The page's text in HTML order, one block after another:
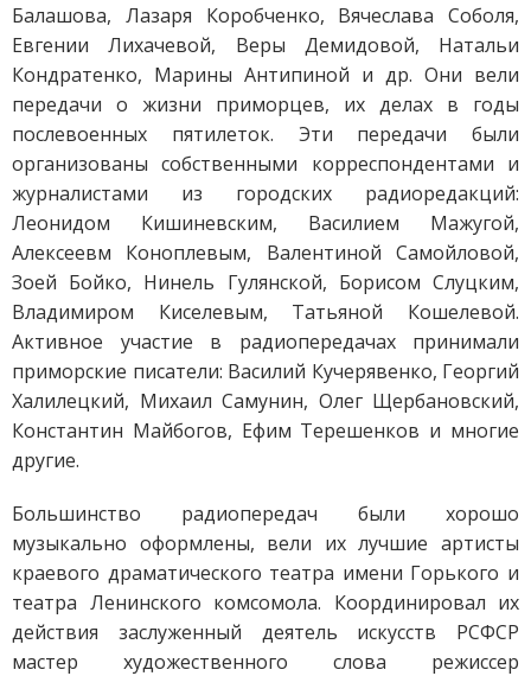
Балашова, Лазаря Коробченко, Вячеслава Соболя,
Евгении Лихачевой, Веры Демидовой, Натальи
Кондратенко, Марины Антипиной и др. Они вели
передачи о жизни приморцев, их делах в годы
послевоенных пятилеток. Эти передачи были
организованы собственными корреспондентами и
журналистами из городских радиоредакций:
Леонидом Кишиневским, Василием Мажугой,
Алексеевм Коноплевым, Валентиной Самойловой,
Зоей Бойко, Нинель Гулянской, Борисом Слуцким,
Владимиром Киселевым, Татьяной Кошелевой.
Активное участие в радиопередачах принимали
приморские писатели: Василий Кучерявенко, Георгий
Халилецкий, Михаил Самунин, Олег Щербановский,
Константин Майбогов, Ефим Терешенков и многие
другие.
Большинство радиопередач были хорошо
музыкально оформлены, вели их лучшие артисты
краевого драматического театра имени Горького и
театра Ленинского комсомола. Координировал их
действия заслуженный деятель искусств РСФСР
мастер художественного слова режиссер